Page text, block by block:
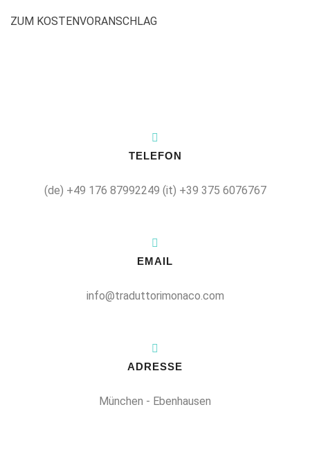
ZUM KOSTENVORANSCHLAG
TELEFON
(de) +49 176 87992249 (it) +39 375 6076767
EMAIL
info@traduttorimonaco.com
ADRESSE
München - Ebenhausen